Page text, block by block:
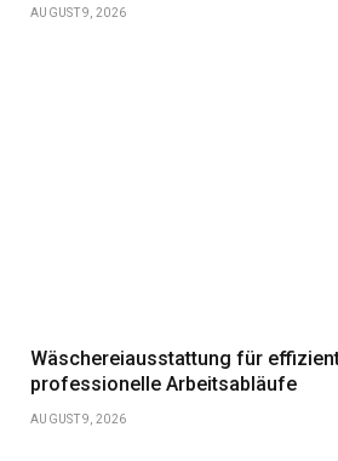
AUGUST 9, 2026
Wäschereiausstattung für
professionelle Arbeitsabläufe
AUGUST 9, 2026